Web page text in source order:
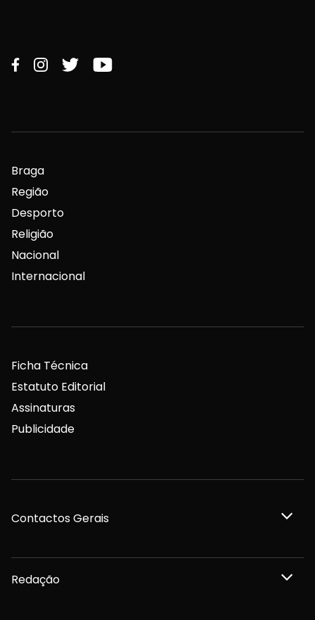
Braga
Região
Desporto
Religião
Nacional
Internacional
Ficha Técnica
Estatuto Editorial
Assinaturas
Publicidade
Contactos Gerais
Redação